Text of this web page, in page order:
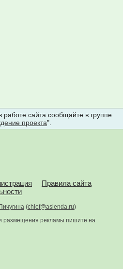
сайта сообщайте в группе
проекта".
Правила сайта
(chief@asienda.ru)
размещения рекламы пишите на